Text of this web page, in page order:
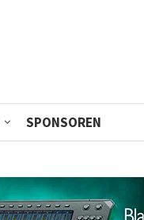
SPONSOREN